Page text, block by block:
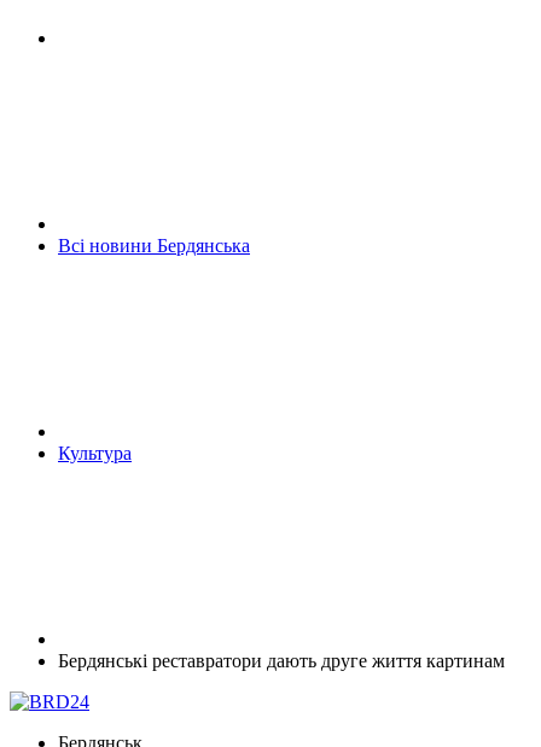
Всі новини Бердянська
Культура
Бердянські реставратори дають друге життя картинам
Бердянськ